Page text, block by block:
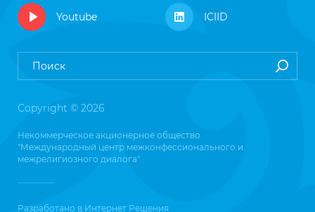
Youtube ICIID
Copyright © 2026
Некоммерческое акционерное общество
"Международный центр межконфессионального и
межрелигиозного диалога"
Разработано в Интернет Решения